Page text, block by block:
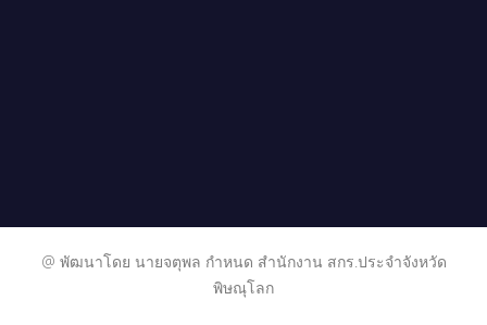
@ พัฒนาโดย นายจตุพล กำหนด สำนักงาน สกร.ประจำจังหวัด
พิษณุโลก